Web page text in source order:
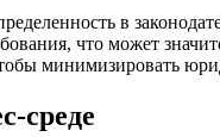
в
что может
минимизировать
среде